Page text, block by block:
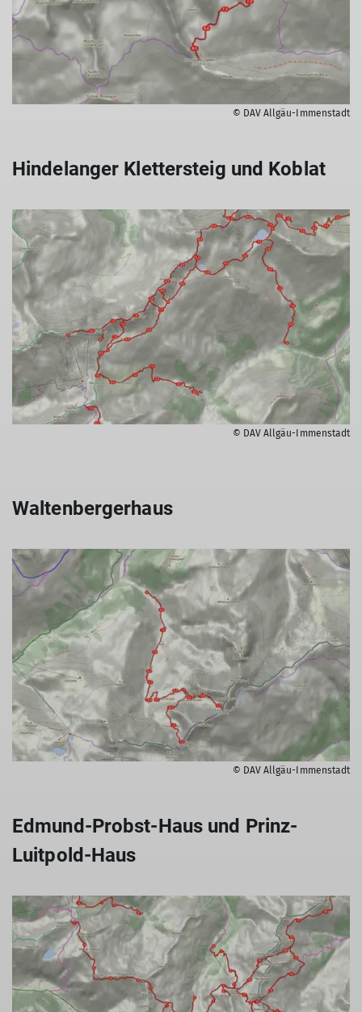
© DAV Allgäu-Immenstadt
Hindelanger Klettersteig und Koblat
© DAV Allgäu-Immenstadt
Waltenbergerhaus
© DAV Allgäu-Immenstadt
Edmund-Probst-Haus und Prinz-
Luitpold-Haus